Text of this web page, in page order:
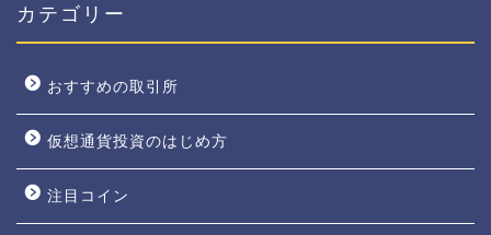
カテゴリー
おすすめの取引所
仮想通貨投資のはじめ方
注目コイン